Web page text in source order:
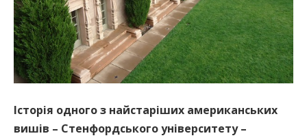
Історія одного з найстаріших американських
вишів – Стенфордського університету –